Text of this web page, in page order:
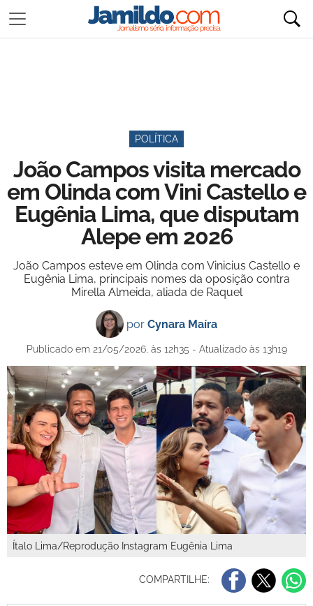
POLÍTICA
João Campos visita mercado
em Olinda com Vini Castello e
Eugênia Lima, que disputam
Alepe em 2026
João Campos esteve em Olinda com Vinicius Castello e
Eugênia Lima, principais nomes da oposição contra
Mirella Almeida, aliada de Raquel
por Cynara Maíra
Publicado em 21/05/2026, às 12h35 - Atualizado às 13h19
Ítalo Lima/Reprodução Instagram Eugênia Lima
COMPARTILHE: